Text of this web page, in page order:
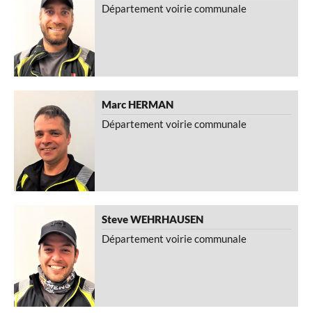
Ressources humaines
Service technique
Département voirie et nettoyage
Département bâtiments
Département conduites eau et canalisation
Département espaces verts
Département maçonnerie
Tourist Info
Camping
Antenne Collective
Garde forestier
Téléchargements
Département voirie communale
Marc HERMAN
Département voirie communale
SteveWEHRHAUSEN
Département voirie communale